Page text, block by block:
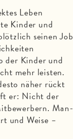
Leben
Kinder und
seinen Job
der Kinder und
mehr leisten.
näher rückt
er: Nicht der
Man-
und Weise –